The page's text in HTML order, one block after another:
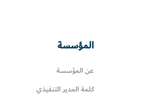
المؤسسة
عن المؤسسة
كلمة المدير التنفيذي